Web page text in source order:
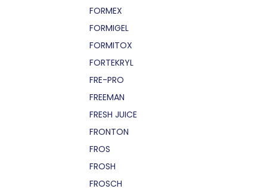
FORMEX
FORMIGEL
FORMITOX
FORTEKRYL
FRE-PRO
FREEMAN
FRESH JUICE
FRONTON
FROS
FROSH
FROSCH